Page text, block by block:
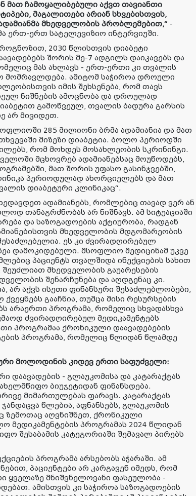
მათ ჩამოყალიბებული აქვთ თავიანთი
მაგალითები არიან სხვებისთვის,
მხედველობის პრობლემებით,“ -
ერთ-ერთ სატელევიზიო ინტერვიუში.
2030 წლისთვის დიაბეტი
შორის მე-7 ადგილს დაიკავებს და
მას ახლავს - ერთ-ერთი კი თვალის
მომრავლდება. ამიტომ საჭიროა დროული
იმის შეხსენება, რომ თავს
ნიშნების ამოცნობა და დროულად
გამოწვეულ, თვალის ბადურა გარსის
არ მივიდეთ.
285 მილიონი ბრმა ადამიანია და მათ
მიზეზი დიაბეტია. ბოლო პერიოდში
რომ მოხდეს მოსახლეობის სკრინინგი.
მცხოვრებ ადამიანებსაც მოუწოდებს,
მათ შორის უფასო გასინჯვებში,
პერიოდულად ახორციელებს და მათ
დიაბეტური კლინიკაც“.
ადამიანებს, რომლებიც თავად ვერ ან
თანაგრძნობას არ ნიშნავს. ამ სიტუაციაში
და საზოგადოების აქტიურობა, რადგან
მხედველობის მდგომარეობის
ეს კი ძვირადღირებულ
დამოკიდებული. მსოფლიო მედიცინამ უკვე
პაციენტს თვალშიდა ინექციების სახით
მხედველობის გაუარესების
შენარჩუნება და აღდგენაც კი.
არ აქვს ისეთი ფინანსური შესაძლებლობები,
გააჩნია, თუმცა მისი რესურსების
არაერთი პროგრამა, რომელიც სხვადასხვა
ძვირადღირებულ მედიკამენტებს
პროგრამაა ქრონიკული დაავადებების
პროგრამა, რომელიც წლიდან წლამდე
მოლოდინის კიდევ ერთი საფუძველი:
დაავადების - გლაუკომისა და კატარაქტას
ბიუჯეტიდან ფინანსდება.
მიმართულებას ფარავს. კატარაქტას
წლებია, აფნანსებს, გლაუკომის
ზემოთაც აღვნიშნეთ, ქრონიკული
მედიკამენტების პროგრამას 2024 წლიდან
შესაბამის კატეგორიაში შემავალ პირებს
პროგრამა არსებობს აჭარაში. ამ
პაციენტები არ კარგავენ იმედს, რომ
ყველაზე მნიშვნელოვანი ფასეულობა -
ამისთვის კი საჭიროა საზოგადოების